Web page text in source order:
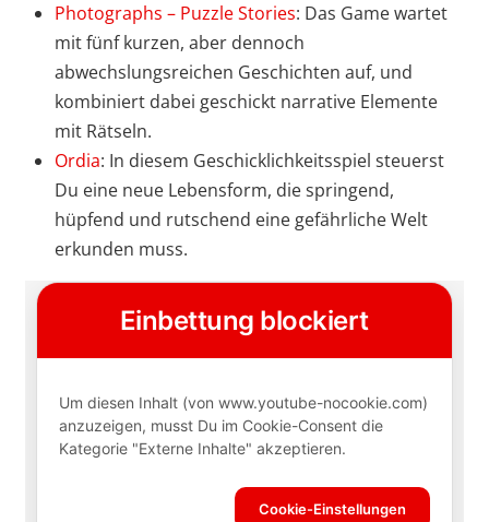
Photographs – Puzzle Stories: Das Game wartet
mit fünf kurzen, aber dennoch
abwechslungsreichen Geschichten auf, und
kombiniert dabei geschickt narrative Elemente
mit Rätseln.
Ordia: In diesem Geschicklichkeitsspiel steuerst
Du eine neue Lebensform, die springend,
hüpfend und rutschend eine gefährliche Welt
erkunden muss.